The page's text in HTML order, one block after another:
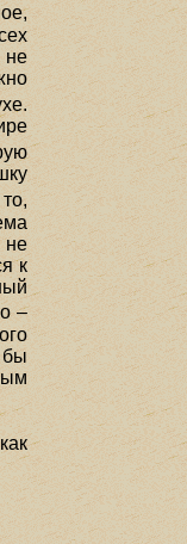
не
не
к
–
бы